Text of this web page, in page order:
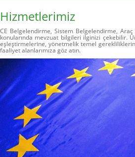
Hizmetlerimiz
CE Belgelendirme, Sistem Belgelendirme, Araç
konularında mevzuat bilgileri ilginizi çekebilir.
eşleştirmelerine, yönetmelik temel
faaliyet alanlarımıza göz atın.